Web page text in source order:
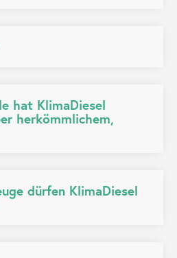
hat KlimaDiesel
herkömmlichem,
dürfen KlimaDiesel